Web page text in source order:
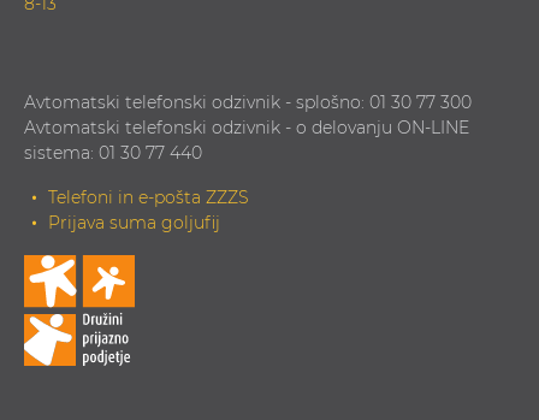
Avtomatski telefonski odzivnik - splošno: 01 30 77 300
Avtomatski telefonski odzivnik - o delovanju ON-LINE
sistema: 01 30 77 440
Telefoni in e-pošta ZZZS
Prijava suma goljufij